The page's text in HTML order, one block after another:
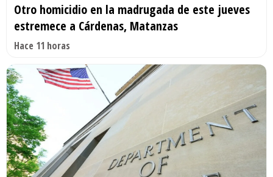
Otro homicidio en la madrugada de este jueves
estremece a Cárdenas, Matanzas
Hace 11 horas